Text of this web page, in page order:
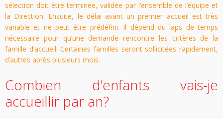
sélection doit être terminée, validée par l’ensemble de l’équipe et
la Direction. Ensuite, le délai avant un premier accueil est très
variable et ne peut être prédéfini. Il dépend du laps de temps
nécessaire pour qu’une demande rencontre les critères de la
famille d’accueil. Certaines familles seront sollicitées rapidement,
d’autres après plusieurs mois.
Combien d’enfants vais-je
accueillir par an?